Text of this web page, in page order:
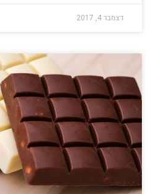
דצמבר 4, 2017